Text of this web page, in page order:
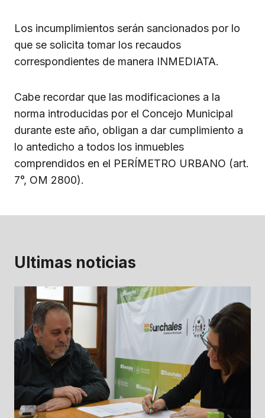
Los incumplimientos serán sancionados por lo
que se solicita tomar los recaudos
correspondientes de manera INMEDIATA.
Cabe recordar que las modificaciones a la
norma introducidas por el Concejo Municipal
durante este año, obligan a dar cumplimiento a
lo antedicho a todos los inmuebles
comprendidos en el PERÍMETRO URBANO (art.
7°, OM 2800).
Ultimas noticias